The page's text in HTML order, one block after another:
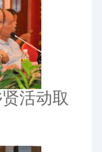
活动取